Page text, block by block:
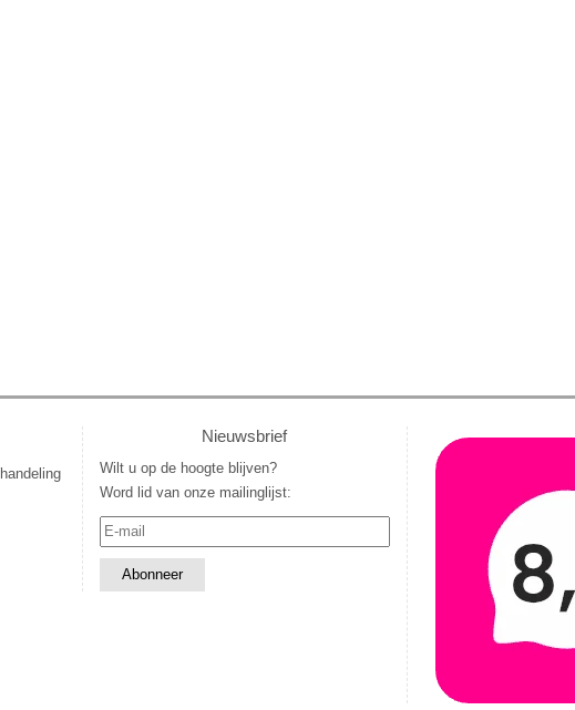
Nieuwsbrief
Wilt u op de hoogte blijven?
Word lid van onze mailinglijst: